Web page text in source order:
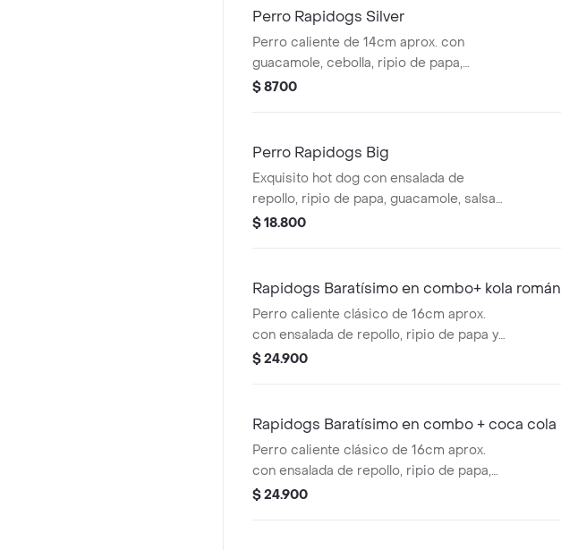
Perro Rapidogs Silver
Perro caliente de 14cm aprox. con
guacamole, cebolla, ripio de papa,
mostaza y salsa de tomate.
$ 8700
Perro Rapidogs Big
Exquisito hot dog con ensalada de
repollo, ripio de papa, guacamole, salsa
de tomate, mayonesa, mostaza y piña,
$ 18.800
Rapidogs Baratísimo en combo+ kola román
Perro caliente clásico de 16cm aprox.
con ensalada de repollo, ripio de papa y
salsas, acompañado de papas y kola
$ 24.900
Rapidogs Baratísimo en combo + coca cola
Perro caliente clásico de 16cm aprox.
con ensalada de repollo, ripio de papa,
guacamole y salsas, acompañado de
$ 24.900